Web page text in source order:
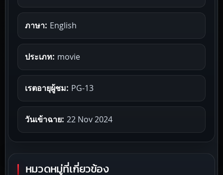
ภาษา: English
ประเภท: movie
เรตอายุผู้ชม: PG-13
วันเข้าฉาย: 22 Nov 2024
หมวดหมู่ที่เกี่ยวข้อง